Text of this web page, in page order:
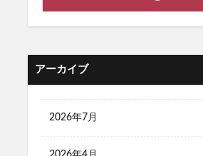
アーカイブ
2026年7月